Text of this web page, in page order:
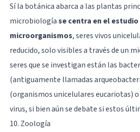
Sí la botánica abarca a las plantas
microbiologíase centra en el estudio
microorganismos, seres vivos
reducido, solo visibles a través de un
seres que se investigan están las
(antiguamente llamadas
(organismos unicelulares eucariotas)
virus, si bien aún se debate si estos
10. Zoología